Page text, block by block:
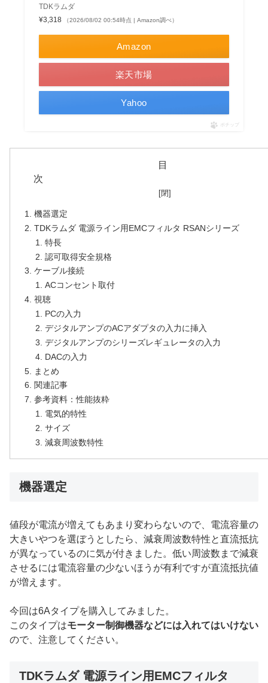
TDKラムダ
¥3,318
（2026/08/02 00:54時点 | Amazon調べ）
Amazon
楽天市場
Yahoo
ポチップ
目
機器選定
TDKラムダ 電源ライン用EMCフィルタ RSANシリーズ
特長
認可取得安全規格
ケーブル接続
ACコンセント取付
視聴
PCの入力
デジタルアンプのACアダプタの入力に挿入
デジタルアンプのシリーズレギュレータの入力
DACの入力
まとめ
関連記事
参考資料：性能抜粋
電気的特性
サイズ
減衰周波数特性
機器選定
値段が電流が増えてもあまり変わらないので、電流容量の
大きいやつを選ぼうとしたら、減衰周波数特性と直流抵抗
が異なっているのに気が付きました。低い周波数まで減衰
させるには電流容量の少ないほうが有利ですが直流抵抗値
が増えます。
今回は6Aタイプを購入してみました。
このタイプはモーター制御機器などには入れてはいけない
ので、注意してください。
TDKラムダ 電源ライン用EMCフィルタ